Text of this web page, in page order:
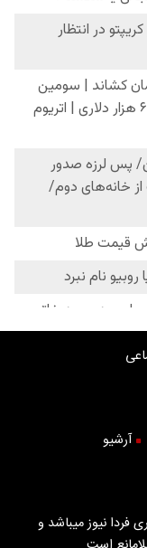
آرشیو
فردا نیوز میباشد و